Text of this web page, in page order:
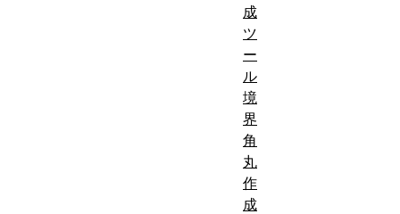
成
ツ
ー
ル
境
界
角
丸
作
成